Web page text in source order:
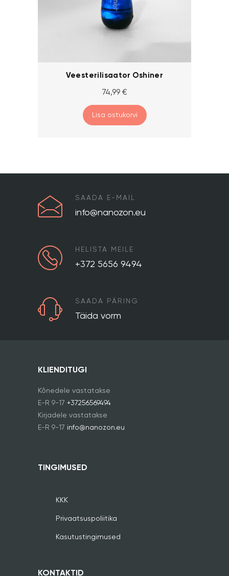
Veesterilisaator Oshiner
74,99 €
Lisa ostukorvi
SAADA E-MAIL
info@nanozon.eu
HELISTA MEILE
+372 5656 9494
SAADA PÄRING
Täida vorm
KLIENDITUGI
Kõnedele vastatakse
E-R 9-17 +37256569494
Kirjadele vastatakse
E-R 9-17 info@nanozon.eu
TINGIMUSED
KKK
Privaatsuspoliitika
Kasutustingimused
KONTAKTID